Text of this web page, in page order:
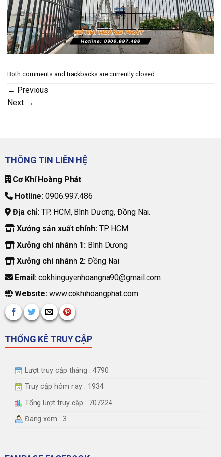
Both comments and trackbacks are currently closed.
← Previous
Next →
THÔNG TIN LIÊN HỆ
Cơ Khí Hoàng Phát
Hotline:0906.997.486
Địa chỉ:TP. HCM, Bình Dương, Đồng Nai.
Xưởng sản xuất chính:TP. HCM
Xưởng chi nhánh 1:Bình Dương
Xưởng chi nhánh 2:Đồng Nai
Email:cokhinguyenhoangna90@gmail.com
Website:www.cokhihoangphat.com
THỐNG KÊ TRUY CẬP
Lượt truy cập tháng : 4790
Truy cập hôm nay : 1934
Tổng lượt truy cập : 707224
Đang xem : 3